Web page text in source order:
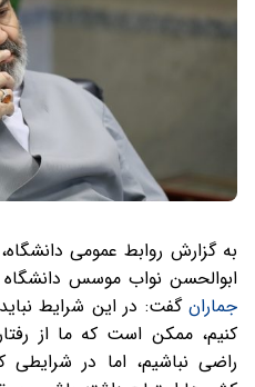
به گزارش روابط عمومی
ابوالحسن نواب موسس
جماران گفت: در این شرایط
کنیم، ممکن است که ما از
راضی نباشیم، اما در